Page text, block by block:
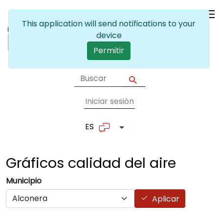
User account
Iniciar sesión
ES Lista adicional de
Gráficos calidad del aire
Municipio
Aplicar
This application will send notifications to your
device
Permitir